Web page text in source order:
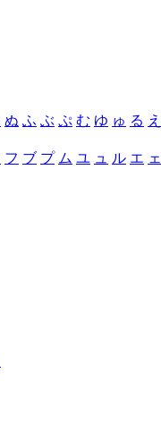
ぬ ふ ぶ ぷ む ゆ ゅ る え
フ ブ プ ム ユ ュ ル エ ェ